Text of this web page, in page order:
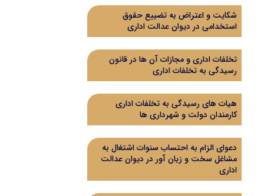
شکایت و اعتراض به تضییع حقوق
استخدامی در دیوان عدالت اداری
تخلفات اداری و مجازات آن ها در قانون
رسیدگی به تخلفات اداری
هیات های رسیدگی به تخلفات اداری
کارمندان دولت و شهرداری ها
دعوای الزام به احتساب سنوات اشتغال به
مشاغل سخت و زیان آور در دیوان عدالت
اداری